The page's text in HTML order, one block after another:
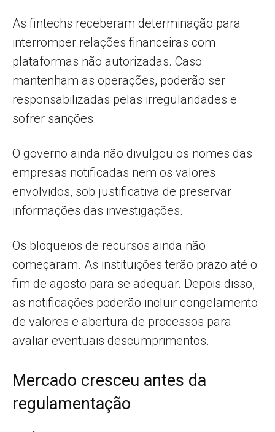
As fintechs receberam determinação para
interromper relações financeiras com
plataformas não autorizadas. Caso
mantenham as operações, poderão ser
responsabilizadas pelas irregularidades e
sofrer sanções.
O governo ainda não divulgou os nomes das
empresas notificadas nem os valores
envolvidos, sob justificativa de preservar
informações das investigações.
Os bloqueios de recursos ainda não
começaram. As instituições terão prazo até o
fim de agosto para se adequar. Depois disso,
as notificações poderão incluir congelamento
de valores e abertura de processos para
avaliar eventuais descumprimentos.
Mercado cresceu antes da
regulamentação